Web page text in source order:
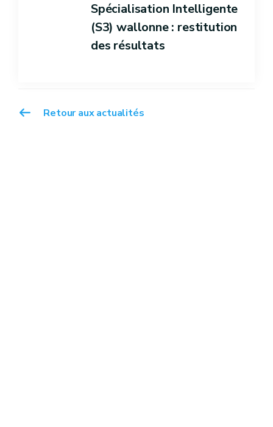
Retour aux actualités
Spécialisation Intelligente
(S3) wallonne : restitution
des résultats